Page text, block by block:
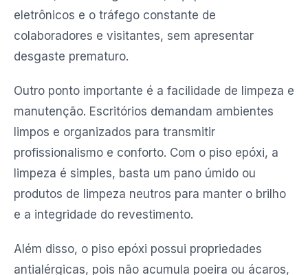
eletrônicos e o tráfego constante de
colaboradores e visitantes, sem apresentar
desgaste prematuro.
Outro ponto importante é a facilidade de limpeza e
manutenção. Escritórios demandam ambientes
limpos e organizados para transmitir
profissionalismo e conforto. Com o piso epóxi, a
limpeza é simples, basta um pano úmido ou
produtos de limpeza neutros para manter o brilho
e a integridade do revestimento.
Além disso, o piso epóxi possui propriedades
antialérgicas, pois não acumula poeira ou ácaros,